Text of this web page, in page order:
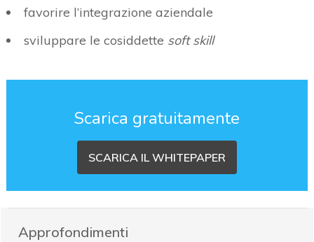
favorire l’integrazione aziendale
sviluppare le cosiddette soft skill
Scarica gratuitamente
SCARICA IL WHITEPAPER
Approfondimenti